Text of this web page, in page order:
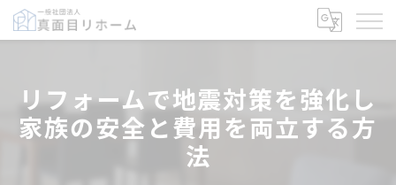
リフォームで地震対策を強化し
家族の安全と費用を両立する方
法